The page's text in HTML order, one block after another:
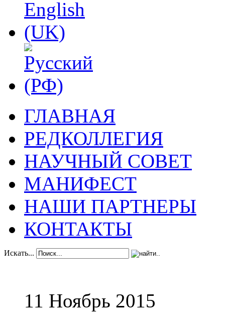
ГЛАВНАЯ
РЕДКОЛЛЕГИЯ
НАУЧНЫЙ СОВЕТ
МАНИФЕСТ
НАШИ ПАРТНЕРЫ
КОНТАКТЫ
Искать...
11 Ноябрь 2015